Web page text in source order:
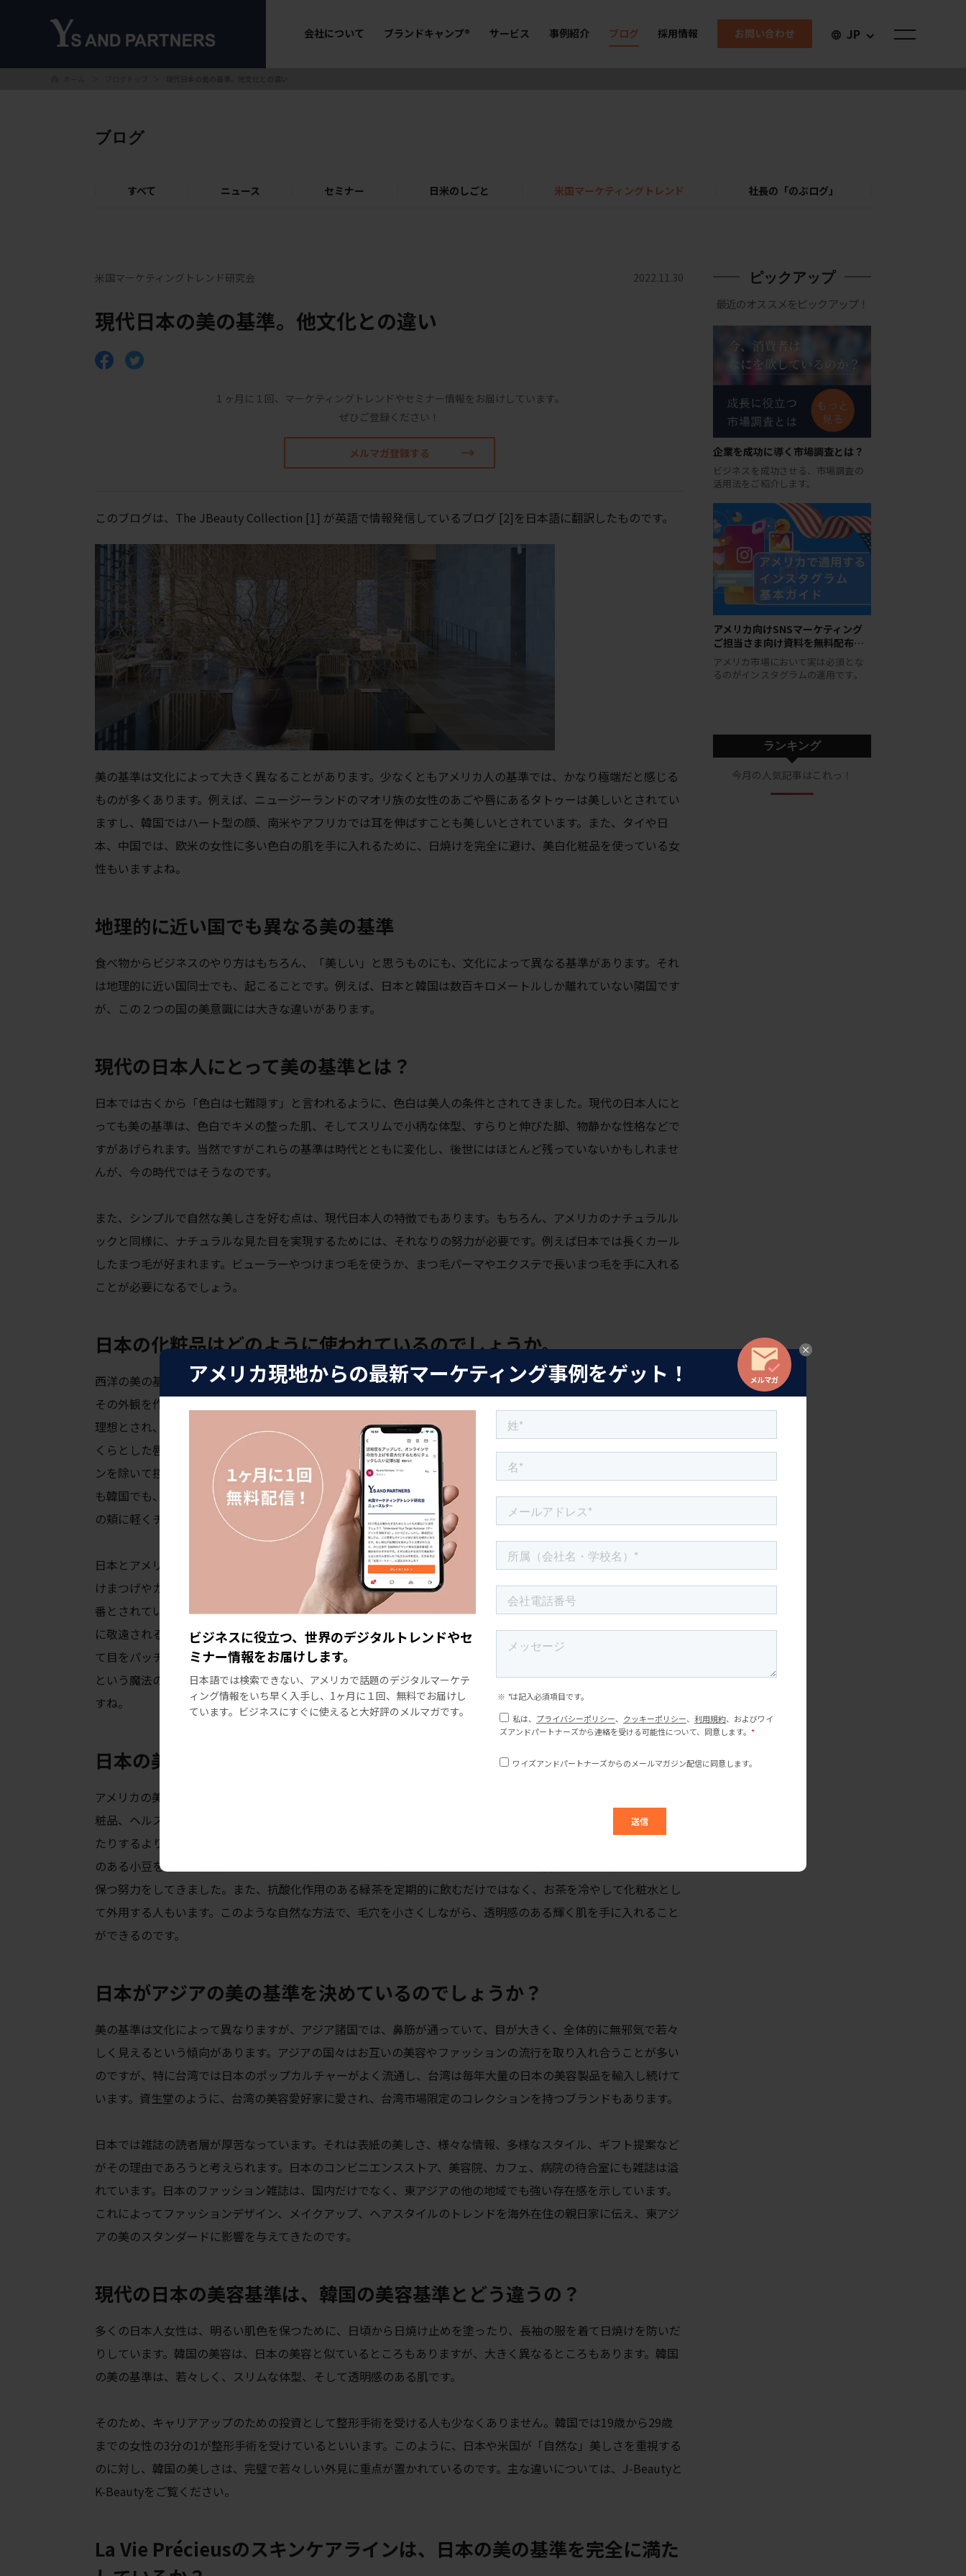
アメリカ現地からの最新マーケティング事例をゲット！
ビジネスに役立つ、世界のデジタルトレンドやセ
ミナー情報をお届けします。
日本語では検索できない、アメリカで話題のデジタルマーケテ
ィング情報をいち早く入手し、1ヶ月に１回、無料でお届けし
ています。ビジネスにすぐに使えると大好評のメルマガです。
会社について ブランドキャンプ® サービス 事例紹介 ブログ 採用情報 お問い合わせ JP
ブログ
すべて ニュース セミナー 日米のしごと 米国マーケティングトレンド 社長の「のぶログ」
米国マーケティングトレンド研究会 2022.11.30
現代日本の美の基準。他文化との違い
１ヶ月に１回、マーケティングトレンドやセミナー情報をお届けしています。
ぜひご登録ください！
メルマガ登録する
このブログは、The JBeauty Collection [1] が英語で情報発信しているブログ [2]を日本語に翻訳したものです。
美の基準は文化によって大きく異なることがあります。少なくともアメリカ人の基準では、かなり極端だと感じる
ものが多くあります。例えば、ニュージーランドのマオリ族の女性のあごや唇にあるタトゥーは美しいとされてい
ますし、韓国ではハート型の顔、南米やアフリカでは耳を伸ばすことも美しいとされています。また、タイや日
本、中国では、欧米の女性に多い色白の肌を手に入れるために、日焼けを完全に避け、美白化粧品を使っている女
性もいますよね。
地理的に近い国でも異なる美の基準
食べ物からビジネスのやり方はもちろん、「美しい」と思うものにも、文化によって異なる基準があります。それ
は地理的に近い国同士でも、起こることです。例えば、日本と韓国は数百キロメートルしか離れていない隣国です
が、この２つの国の美意識には大きな違いがあります。
現代の日本人にとって美の基準とは？
日本では古くから「色白は七難隠す」と言われるように、色白は美人の条件とされてきました。現代の日本人にと
っても美の基準は、色白でキメの整った肌、そしてスリムで小柄な体型、すらりと伸びた脚、物静かな性格などで
すがあげられます。当然ですがこれらの基準は時代とともに変化し、後世にはほとんど残っていないかもしれませ
んが、今の時代ではそうなのです。
また、シンプルで自然な美しさを好む点は、現代日本人の特徴でもあります。もちろん、アメリカのナチュラルル
ックと同様に、ナチュラルな見た目を実現するためには、それなりの努力が必要です。例えば日本では長くカール
したまつ毛が好まれます。ビューラーやつけまつ毛を使うか、まつ毛パーマやエクステで長いまつ毛を手に入れる
ことが必要になるでしょう。
日本の化粧品はどのように使われているのでしょうか。
西洋の美の基準とは対照的に、現代の日本人は「カワイイ」または「キュートな女の子」を好み、日本の化粧品は
その外観を作るのに大きな役割を果たしてます。アイメイクでは、大きな丸い「パピーアイ」や人形のような目が
理想とされ、垂れ下がったアイラインとソフトなアイグリッターで簡単に実現させています。また女性らしいふっ
くらとした唇は、リップグロスを多用し、逆に濃い色や明るい色合いの口紅は、エディトリアル・ハイファッショ
ンを除いて控える傾向にあります。また、特に若い世代にはシェービングがあまり好まれていません。アメリカで
も韓国でも、チークやブロンザー、ハイライターを使って頬骨を高く見せるメイクが主流ですが、日本では目の下
の頬に軽くチークを入れるだけで、若々しさを演出することが多いです。
日本とアメリカのメイクアップの大きな違いは、つけまつげやカラコンがよく使われることです。アメリカではつ
けまつげやカラーコンタクトは確かに人気がありますが、主に特別な日に使うものです。反対に日本では美容の定
番とされています。都会に住む日本人は特に目の形を美しくすることが好きですが、整形手術などの手術は一般的
に敬遠されるため、目を美しく見せるカラーコンタクトや、人形のようなつけまつげは日常的に使われ、毎日つけ
て目をパッチリさせる人が多いようです。きゃりーぱみゅぱみゅさんの歌にも、つけまつげをつけると自信がつく
という魔法の歌があるくらいですから、日本人のメイクの中でつけまつげがいかに大切にされているかがわかりま
すね。
日本の美容はスキンケア、コスメ、ヘルスケアが重なり合う
アメリカの美容業界では、化粧品とスキンケアが明確に分かれていますが、日本の美容業界では、スキンケア、化
粧品、ヘルスケアがオーバーラップしている傾向があります。例えば、日本人は、シミが出来てから消したり隠し
たりするよりも、自然な方法でシミを予防する方がずっと良いと考えています。日本人女性は昔から、抗酸化作用
のある小豆を砕いて角質を取り除いたり、米のとぎ汁で肌をきれいにしたりと、特定の食品を使って肌の透明感を
保つ努力をしてきました。また、抗酸化作用のある緑茶を定期的に飲むだけではなく、お茶を冷やして化粧水とし
て外用する人もいます。このような自然な方法で、毛穴を小さくしながら、透明感のある輝く肌を手に入れること
ができるのです。
日本がアジアの美の基準を決めているのでしょうか？
美の基準は文化によって異なりますが、アジア諸国では、鼻筋が通っていて、目が大きく、全体的に無邪気で若々
しく見えるという傾向があります。アジアの国々はお互いの美容やファッションの流行を取り入れ合うことが多い
のですが、特に台湾では日本のポップカルチャーがよく流通し、台湾は毎年大量の日本の美容製品を輸入し続けて
います。資生堂のように、台湾の美容愛好家に愛され、台湾市場限定のコレクションを持つブランドもあります。
日本では雑誌の読者層が厚苦なっています。それは表紙の美しさ、様々な情報、多様なスタイル、ギフト提案など
がその理由であろうと考えられます。日本のコンビニエンスストア、美容院、カフェ、病院の待合室にも雑誌は溢
れています。日本のファッション雑誌は、国内だけでなく、東アジアの他の地域でも強い存在感を示しています。
これによってファッションデザイン、メイクアップ、ヘアスタイルのトレンドを海外在住の親日家に伝え、東アジ
アの美のスタンダードに影響を与えてきたのです。
現代の日本の美容基準は、韓国の美容基準とどう違うの？
多くの日本人女性は、明るい肌色を保つために、日頃から日焼け止めを塗ったり、長袖の服を着て日焼けを防いだ
りしています。韓国の美容は、日本の美容と似ているところもありますが、大きく異なるところもあります。韓国
の美の基準は、若々しく、スリムな体型、そして透明感のある肌です。
そのため、キャリアアップのための投資として整形手術を受ける人も少なくありません。韓国では19歳から29歳
までの女性の3分の1が整形手術を受けているといいます。このように、日本や米国が「自然な」美しさを重視する
のに対し、韓国の美しさは、完璧で若々しい外見に重点が置かれているのです。主な違いについては、J-Beautyと
K-Beautyをご覧ください。
La Vie Précieusのスキンケアラインは、日本の美の基準を完全に満た
ピックアップ
最近のオススメをピックアップ！
企業を成功に導く市場調査とは？
ビジネスを成功させる、市場調査の
活用法をご紹介します。
アメリカ向けSNSマーケティング
ご担当さま向け資料を無料配布…
アメリカ市場において実は必須とな
るのがインスタグラムの運用です。
ランキング
今月の人気記事はこれっ！